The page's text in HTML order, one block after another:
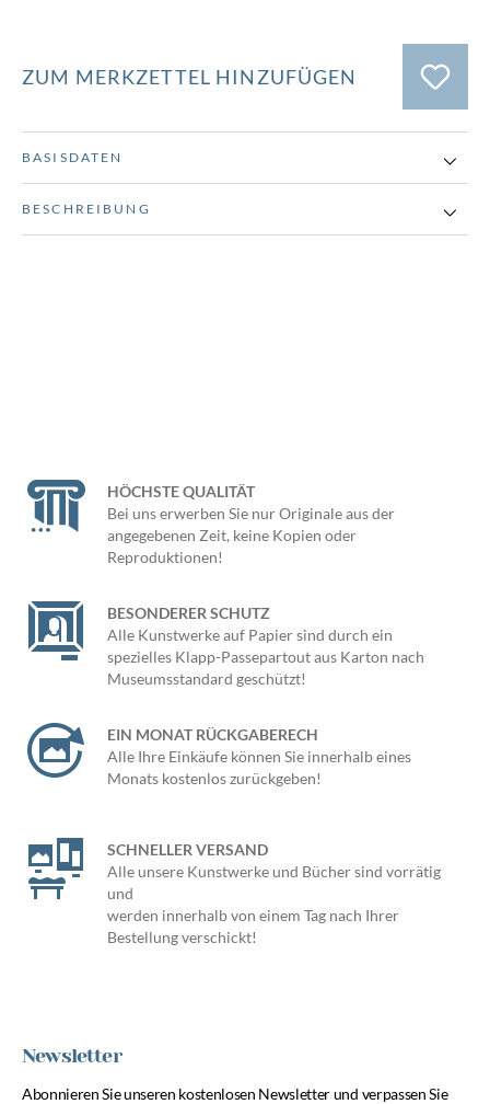
ZUM MERKZETTEL HINZUFÜGEN
BASISDATEN
BESCHREIBUNG
HÖCHSTE QUALITÄT
Bei uns erwerben Sie nur Originale aus der
angegebenen Zeit, keine Kopien oder
Reproduktionen!
BESONDERER SCHUTZ
Alle Kunstwerke auf Papier sind durch ein
spezielles Klapp-Passepartout aus Karton nach
Museumsstandard geschützt!
EIN MONAT RÜCKGABERECH
Alle Ihre Einkäufe können Sie innerhalb eines
Monats kostenlos zurückgeben!
SCHNELLER VERSAND
Alle unsere Kunstwerke und Bücher sind vorrätig
und
werden innerhalb von einem Tag nach Ihrer
Bestellung verschickt!
Newsletter
Abonnieren Sie unseren kostenlosen Newsletter und verpassen Sie